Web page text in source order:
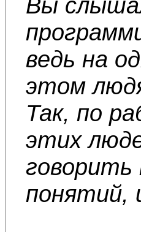
ведь на
этом
Так, по
этих
говорить
понятий,